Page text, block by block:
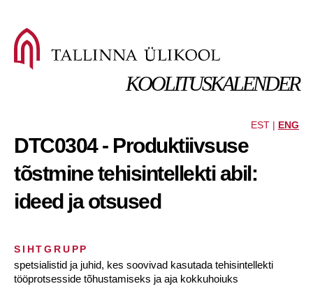
KOOLITUSKALENDER
EST | ENG
DTC0304 - Produktiivsuse
tõstmine tehisintellekti abil:
ideed ja otsused
SIHTGRUPP
spetsialistid ja juhid, kes soovivad kasutada tehisintellekti
tööprotsesside tõhustamiseks ja aja kokkuhoiuks